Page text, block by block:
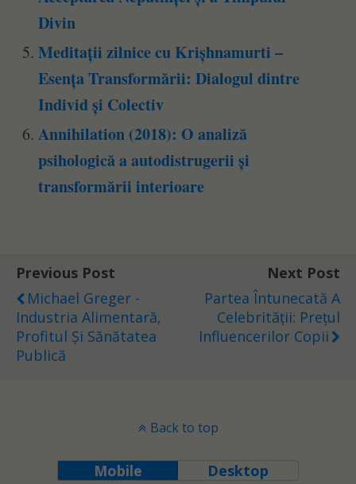
Divin
Meditații zilnice cu Krișhnamurti –
Esența Transformării: Dialogul dintre
Individ și Colectiv
Annihilation (2018): O analiză
psihologică a autodistrugerii și
transformării interioare
Previous Post
Michael Greger -
Industria Alimentară,
Profitul Și Sănătatea
Publică
Next Post
Partea Întunecată A
Celebrității: Prețul
Influencerilor Copii
Back to top
Mobile Desktop